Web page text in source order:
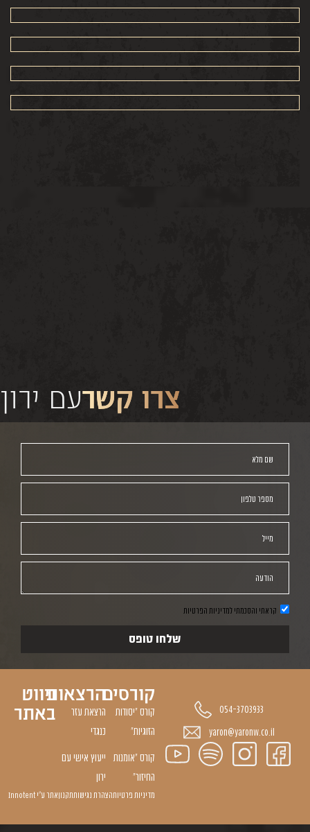
עם ירוןצרו קשר
שם מלא
מספר טלפון
מייל
הודעה
קראתי והסכמתי למדיניות הפרטיות
שלחו טופס
קורסים
קורס "יסודות
הזוגיות״
קורס ״אומנות
החיזור״
הרצאות
הרצאת עזר
כנגדי
ייעוץ אישי עם
ירון
ניווט
באתר
מדיניות פרטיותהצהרת נגישותתקנוןאתר ע״י Innotent
054-3703933
yaron@yaronw.co.il